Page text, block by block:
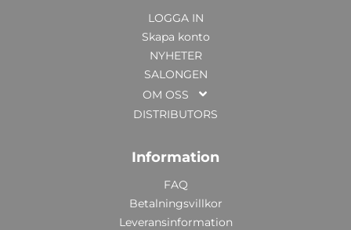
LOGGA IN
Skapa konto
NYHETER
SALONGEN
OM OSS
DISTRIBUTORS
Information
FAQ
Betalningsvillkor
Leveransinformation